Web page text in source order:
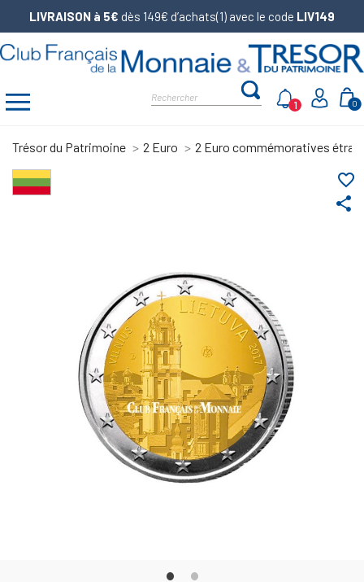
LIVRAISON à 5€ dès 149€ d’achats(1) avec le code LIV149
0
1
Trésor du Patrimoine 2 Euro 2 Euro commémoratives
share
favorite_border